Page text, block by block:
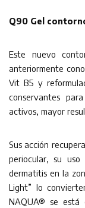
Q90 Gel
Este nuevo
anteriormente
Vit B5 y
conservantes
activos, mayor
Sus acción
periocular, su uso
dermatitis en la
Light” lo
NAQUA® se está